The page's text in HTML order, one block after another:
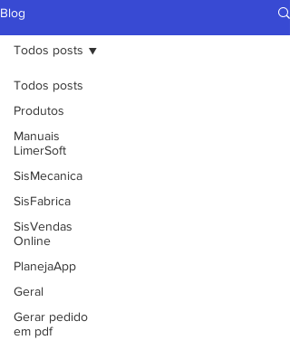
Blog
Todos posts
Produtos
Manuais
LimerSoft
SisMecanica
SisFabrica
SisVendas
Online
PlanejaApp
Geral
Gerar pedido
em pdf
Todos posts